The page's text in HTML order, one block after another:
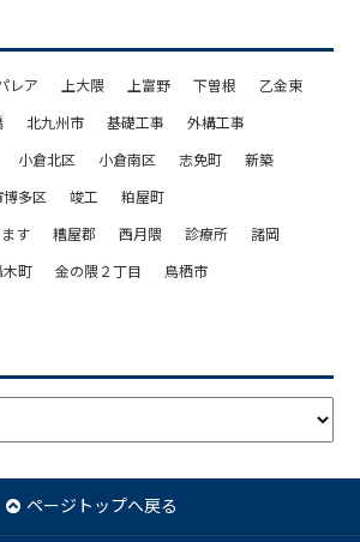
レア 上大隈 上富野 下曽根
乙金東
北九州市 基礎工事
外構工事
小倉北区 小倉南区 志免町
新築
多区 竣工
粕屋町
す
糟屋郡 西月隈 診療所
諸岡
木町 金の隈２丁目 鳥栖市
ページトップへ戻る